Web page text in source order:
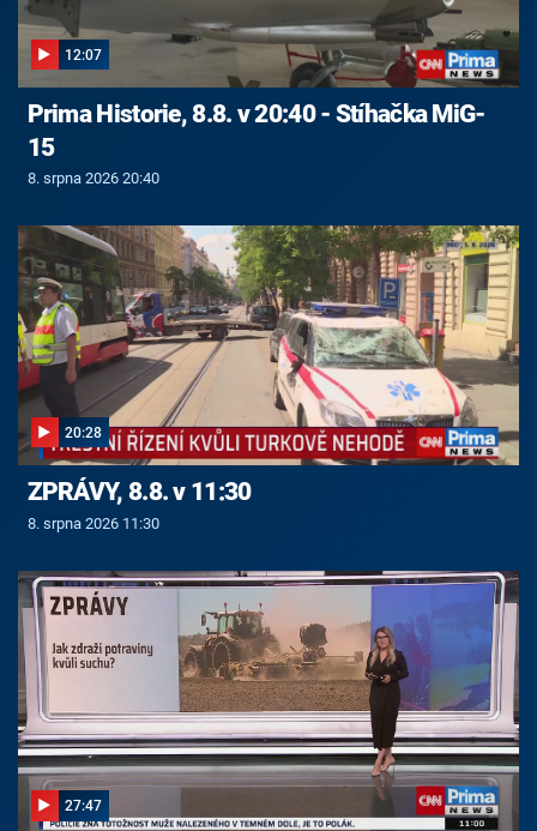
12:07
Prima Historie, 8.8. v 20:40 - Stíhačka MiG-
15
8. srpna 2026 20:40
20:28
ZPRÁVY, 8.8. v 11:30
8. srpna 2026 11:30
27:47